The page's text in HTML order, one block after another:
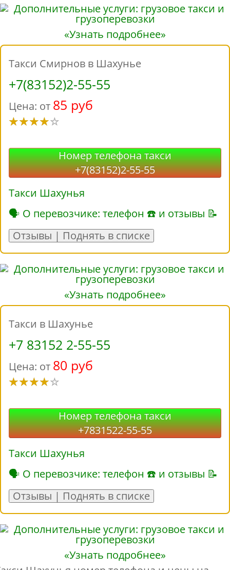
«Узнать подробнее»
Такси Смирнов в Шахунье
+7(83152)2-55-55
Цена: от 85 руб
Номер телефона такси
+7(83152)2-55-55
Такси Шахунья
🗣 О перевозчике: телефон ☎ и отзывы 📝
Отзывы | Поднять в списке
«Узнать подробнее»
Такси в Шахунье
+7 83152 2-55-55
Цена: от 80 руб
Номер телефона такси
+7831522-55-55
Такси Шахунья
🗣 О перевозчике: телефон ☎ и отзывы 📝
Отзывы | Поднять в списке
«Узнать подробнее»